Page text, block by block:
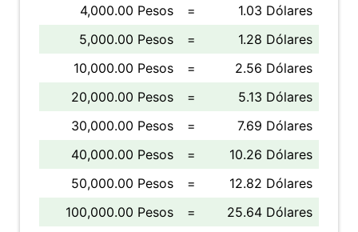
4,000.00 Pesos
=
1.03 Dólares
5,000.00 Pesos
=
1.28 Dólares
10,000.00 Pesos
=
2.56 Dólares
20,000.00 Pesos
=
5.13 Dólares
30,000.00 Pesos
=
7.69 Dólares
40,000.00 Pesos
=
10.26 Dólares
50,000.00 Pesos
=
12.82 Dólares
100,000.00 Pesos
=
25.64 Dólares